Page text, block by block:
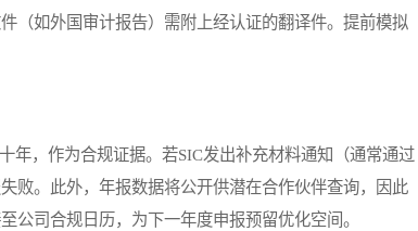
（如外国审计报告）需附上经认证的翻译件。提前模拟
，作为合规证据。若SIC发出补充材料通知（通常通过
败。此外，年报数据将公开供潜在合作伙伴查询，因此
公司合规日历，为下一年度申报预留优化空间。